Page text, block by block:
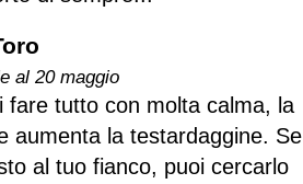
al 20 maggio
fare tutto con molta calma, la
aumenta la testardaggine. Se
al tuo fianco, puoi cercarlo